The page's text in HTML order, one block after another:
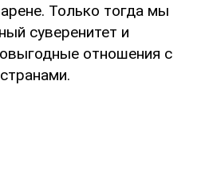
Только тогда мы
суверенитет и
отношения с